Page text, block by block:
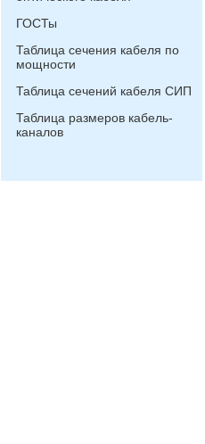
ГОСТы
Таблица сечения кабеля по
мощности
Таблица сечений кабеля СИП
Таблица размеров кабель-
каналов